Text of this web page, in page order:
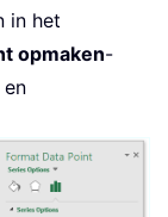
in het
opmaken-
en